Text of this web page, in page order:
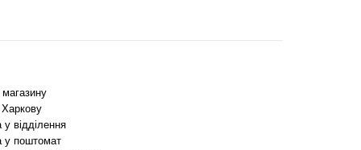
магазину
відділення
у поштомат